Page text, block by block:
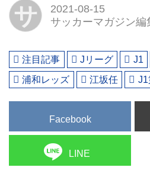
サ
2021-08-15
サッカーマガジン編
注目記事 Jリーグ J1
浦和レッズ
江坂任 J1
Facebook
LINE